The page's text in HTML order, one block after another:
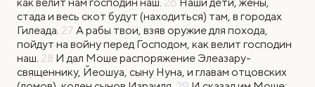
стада и весь скот будут (находиться) там, в городах
Гилеада. 27 А рабы твои, взяв оружие для похода,
пойдут на войну перед Господом, как велит господин
наш. 28 И дал Моше распоряжение Элеазару-
священнику, Йеошуа, сыну Нуна, и главам отцовских